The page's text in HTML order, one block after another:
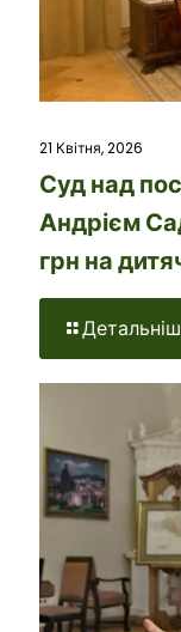
21 Квітня, 2026
Суд над
Андрієм
грн на